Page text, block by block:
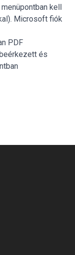
kell
Microsoft fiók
PDF
és